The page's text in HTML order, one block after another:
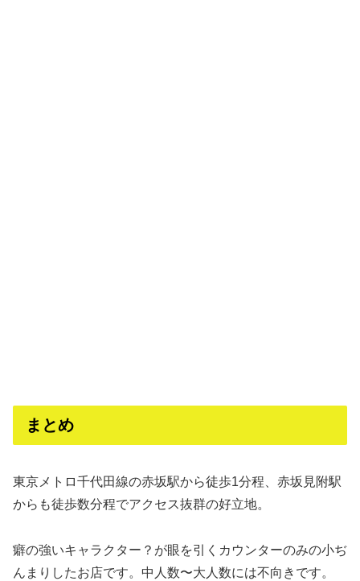
まとめ
東京メトロ千代田線の赤坂駅から徒歩1分程、赤坂見附駅
からも徒歩数分程でアクセス抜群の好立地。
癖の強いキャラクター？が眼を引くカウンターのみの小ぢ
んまりしたお店です。中人数〜大人数には不向きです。